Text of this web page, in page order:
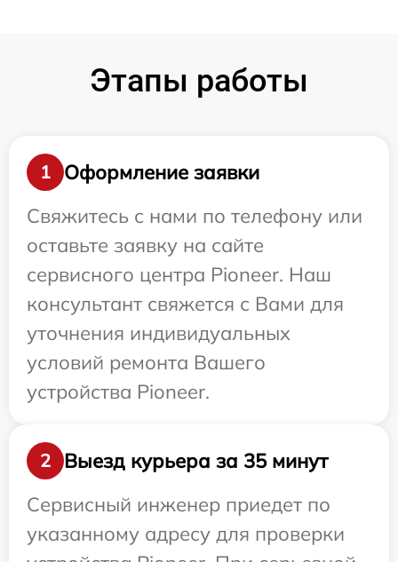
Этапы работы
1
Оформление заявки
Свяжитесь с нами по телефону или
оставьте заявку на сайте
сервисного центра Pioneer. Наш
консультант свяжется с Вами для
уточнения индивидуальных
условий ремонта Вашего
устройства Pioneer.
2
Выезд курьера за 35 минут
Сервисный инженер приедет по
указанному адресу для проверки